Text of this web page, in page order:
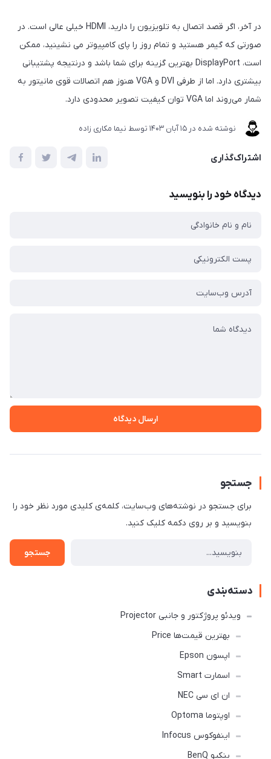
در آخر، اگر قصد اتصال به تلویزیون را دارید، HDMI خیلی عالی است. در
صورتی که گیمر هستید و تمام روز را پای کامپیوتر می نشینید، ممکن
است، DisplayPort بهترین گزینه برای شما باشد و درنتیجه پشتیبانی
بیشتری دارد. اما از طرفی DVI و VGA هنوز هم اتصالات قوی مانیتور به
شمار می‌روند اما VGA توان کیفیت تصویر محدودی دارد.
نوشته شده در 15 آبان 1403 توسط نیما مکاری زاده
اشتراک‌گذاری
دیدگاه خود را بنویسید
ارسال دیدگاه
جستجو
برای جستجو در نوشته‌های وب‌سایت، کلمه‌ی کلیدی مورد نظر خود را
بنویسید و بر روی دکمه کلیک کنید.
جستجو
دسته‌بندی
ویدئو پروژکتور و جانبی Projector
بهترین قیمت‌ها Price
اپسون Epson
اسمارت Smart
ان ای سی NEC
اوپتوما Optoma
اینفوکوس Infocus
بنکیو BenQ